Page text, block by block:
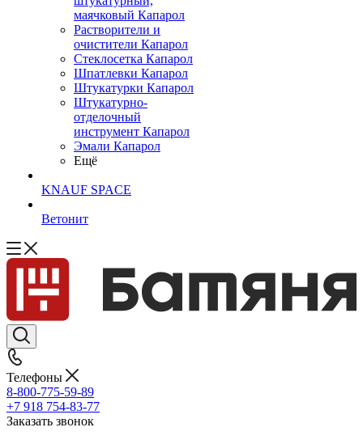
маячковый Капарол
Растворители и
очистители Капарол
Cтеклосетка Капарол
Шпатлевки Капарол
Штукатурки Капарол
Штукатурно-
отделочный
инструмент Капарол
Эмали Капарол
Ещё
KNAUF SPACE
Ветонит
Телефоны
8-800-775-59-89
+7 918 754-83-77
Заказать звонок